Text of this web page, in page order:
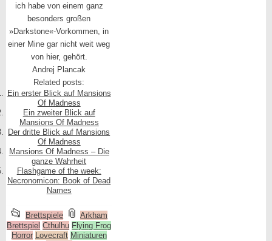
ich habe von einem ganz
besonders großen
»Darkstone«-Vorkommen, in
einer Mine gar nicht weit weg
von hier, gehört.
Andrej Plancak
Related posts:
Ein erster Blick auf Mansions
Of Madness
Ein zweiter Blick auf
Mansions Of Madness
Der dritte Blick auf Mansions
Of Madness
Mansions Of Madness – Die
ganze Wahrheit
Flashgame of the week:
Necronomicon: Book of Dead
Names
📂 This
entry
Brettspiele 📎 and
tagged
Arkham
Brettspiel Cthulhu Flying Frog
Horror
Lovecraft Miniaturen